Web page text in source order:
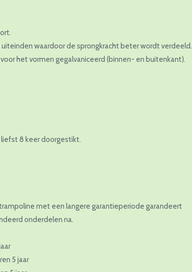
waardoor de sprongkracht beter wordt verdeeld.
het vormen gegalvaniceerd (binnen- en buitenkant).
8 keer doorgestikt.
met een langere garantieperiode garandeert
onderdelen na.
5 jaar